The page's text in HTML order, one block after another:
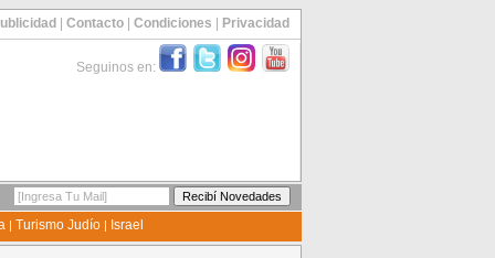
Contacto Condiciones Privacidad
Seguinos en:
| Turismo Judío | Israel